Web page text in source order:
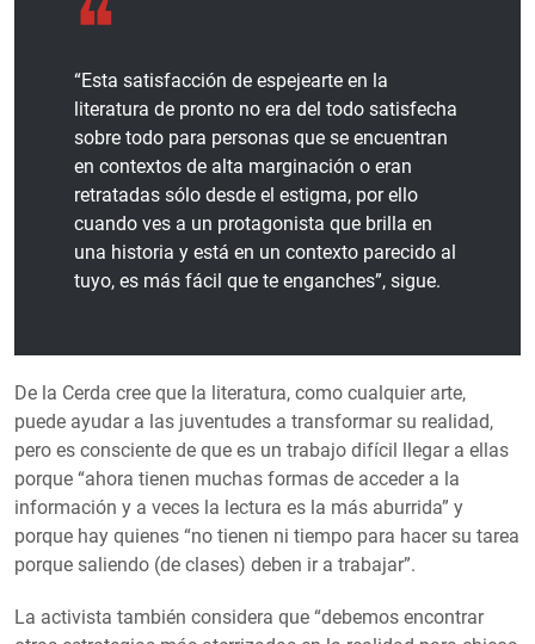
“Esta satisfacción de espejearte en la
literatura de pronto no era del todo satisfecha
sobre todo para personas que se encuentran
en contextos de alta marginación o eran
retratadas sólo desde el estigma, por ello
cuando ves a un protagonista que brilla en
una historia y está en un contexto parecido al
tuyo, es más fácil que te enganches”, sigue.
De la Cerda cree que la literatura, como cualquier arte,
puede ayudar a las juventudes a transformar su realidad,
pero es consciente de que es un trabajo difícil llegar a ellas
porque “ahora tienen muchas formas de acceder a la
información y a veces la lectura es la más aburrida” y
porque hay quienes “no tienen ni tiempo para hacer su tarea
porque saliendo (de clases) deben ir a trabajar”.
La activista también considera que “debemos encontrar